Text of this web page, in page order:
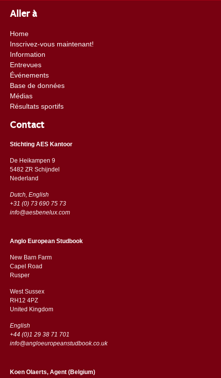
Aller à
Home
Inscrivez-vous maintenant!
Information
Entrevues
Événements
Base de données
Médias
Résultats sportifs
Contact
Stichting AES Kantoor
De Heikampen 9
5482 ZR Schijndel
​​Nederland
Dutch, English
+31 (0) 73 690 75 73
info@aesbenelux.com
Anglo European Studbook
New Barn Farm
Capel Road
​​Rusper
West Sussex
RH12 4PZ
​​United Kingdom
English
+44 (0)1 29 38 71 701
info@angloeuropeanstudbook.co.uk
Koen Olaerts, Agent (Belgium)